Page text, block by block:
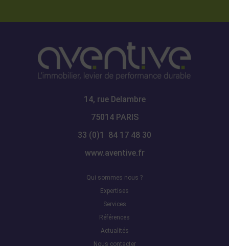
14, rue Delambre
75014 PARIS
33 (0)1 84 17 48 30
www.aventive.fr
Qui sommes nous ?
Expertises
Services
Références
Actualités
Nous contacter